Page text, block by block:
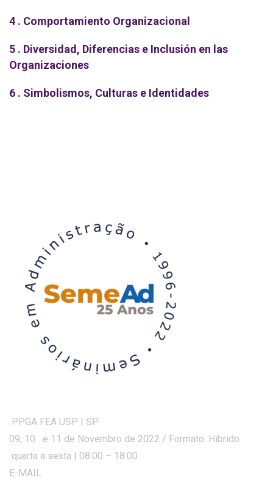
4 . Comportamiento Organizacional
5 . Diversidad, Diferencias e Inclusión en las
Organizaciones
6 . Simbolismos, Culturas e Identidades
PPGA FEA USP | SP
09, 10 e 11 de Novembro de 2022 / Formato: Hibrido
quarta a sexta | 08:00 – 18:00
E-MAIL